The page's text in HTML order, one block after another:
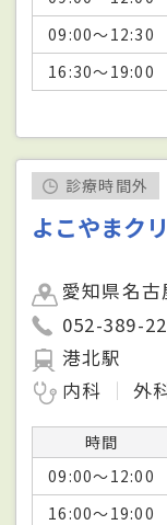
09:00～12:30
16:30～19:00
診療時間外
よこやまク
愛知県名
052-389-
港北駅
内科
外
時間
09:00～12:00
16:00～19:00